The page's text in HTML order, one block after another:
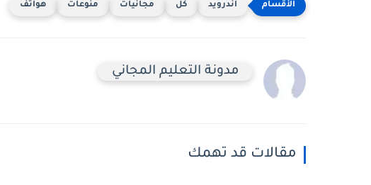
أندرويد كل مجانيات منوعات هواتف
مدونة التعليم المجاني
مقالات قد تهمك